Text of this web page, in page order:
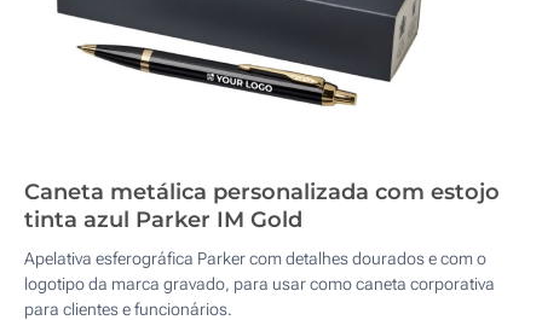
Caneta metálica personalizada com estojo
tinta azul Parker IM Gold
Apelativa esferográfica Parker com detalhes dourados e com o
logotipo da marca gravado, para usar como caneta corporativa
para clientes e funcionários.